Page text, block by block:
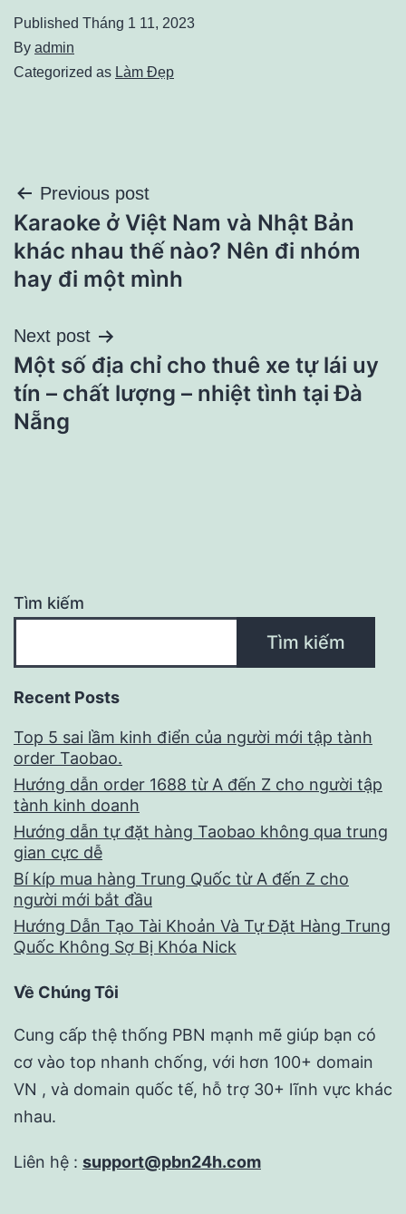
Published Tháng 1 11, 2023
By admin
Categorized as Làm Đẹp
Điều
hướng
bài
viết
Previous post
Karaoke ở Việt Nam và Nhật Bản
khác nhau thế nào? Nên đi nhóm
hay đi một mình
Next post
Một số địa chỉ cho thuê xe tự lái uy
tín – chất lượng – nhiệt tình tại Đà
Nẵng
Tìm kiếm
Tìm kiếm
Recent Posts
Top 5 sai lầm kinh điển của người mới tập tành
order Taobao.
Hướng dẫn order 1688 từ A đến Z cho người tập
tành kinh doanh
Hướng dẫn tự đặt hàng Taobao không qua trung
gian cực dễ
Bí kíp mua hàng Trung Quốc từ A đến Z cho
người mới bắt đầu
Hướng Dẫn Tạo Tài Khoản Và Tự Đặt Hàng Trung
Quốc Không Sợ Bị Khóa Nick
Về Chúng Tôi
Cung cấp thệ thống PBN mạnh mẽ giúp bạn có
cơ vào top nhanh chống, với hơn 100+ domain
VN , và domain quốc tế, hỗ trợ 30+ lĩnh vực khác
nhau.
Liên hệ : support@pbn24h.com